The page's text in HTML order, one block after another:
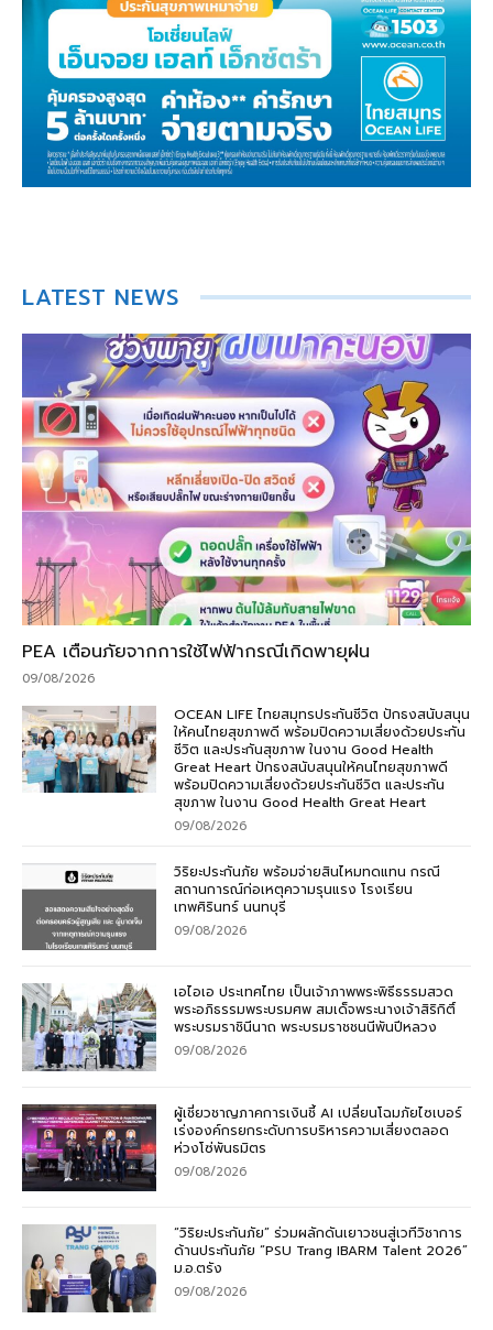
LATEST NEWS
PEA เตือนภัยจากการใช้ไฟฟ้ากรณีเกิดพายุฝน
09/08/2026
OCEAN LIFE ไทยสมุทรประกันชีวิต ปักธงสนับสนุน
ให้คนไทยสุขภาพดี พร้อมปิดความเสี่ยงด้วยประกัน
ชีวิต และประกันสุขภาพ ในงาน Good Health
Great Heart ปักธงสนับสนุนให้คนไทยสุขภาพดี
พร้อมปิดความเสี่ยงด้วยประกันชีวิต และประกัน
สุขภาพ ในงาน Good Health Great Heart
09/08/2026
วิริยะประกันภัย พร้อมจ่ายสินไหมทดแทน กรณี
สถานการณ์ก่อเหตุความรุนแรง โรงเรียน
เทพศิรินทร์ นนทบุรี
09/08/2026
เอไอเอ ประเทศไทย เป็นเจ้าภาพพระพิธีธรรมสวด
พระอภิธรรมพระบรมศพ สมเด็จพระนางเจ้าสิริกิติ์
พระบรมราชินีนาถ พระบรมราชชนนีพันปีหลวง
09/08/2026
ผู้เชี่ยวชาญภาคการเงินชี้ AI เปลี่ยนโฉมภัยไซเบอร์
เร่งองค์กรยกระดับการบริหารความเสี่ยงตลอด
ห่วงโซ่พันธมิตร
09/08/2026
“วิริยะประกันภัย” ร่วมผลักดันเยาวชนสู่เวทีวิชาการ
ด้านประกันภัย “PSU Trang IBARM Talent 2026”
ม.อ.ตรัง
09/08/2026